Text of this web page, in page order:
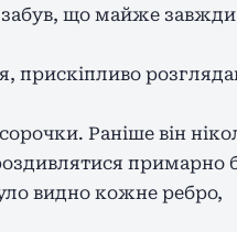
забув, що майже завжди
прискіпливо
Раніше він
примарно
видно кожне ребро,